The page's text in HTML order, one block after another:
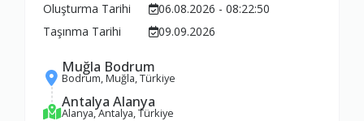
Oluşturma Tarihi
06.08.2026 - 08:22:50
Taşınma Tarihi
09.09.2026
Muğla Bodrum
Bodrum, Muğla, Türkiye
Antalya Alanya
Alanya, Antalya, Türkiye